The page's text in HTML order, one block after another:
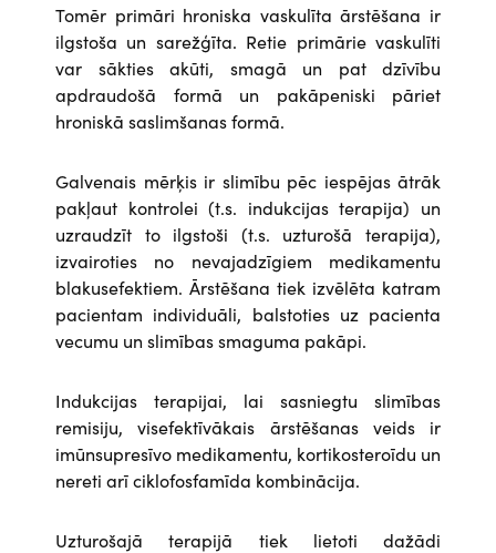
Tomēr primāri hroniska vaskulīta ārstēšana ir
ilgstoša un sarežģīta. Retie primārie vaskulīti
var sākties akūti, smagā un pat dzīvību
apdraudošā formā un pakāpeniski pāriet
hroniskā saslimšanas formā.
Galvenais mērķis ir slimību pēc iespējas ātrāk
pakļaut kontrolei (t.s. indukcijas terapija) un
uzraudzīt to ilgstoši (t.s. uzturošā terapija),
izvairoties no nevajadzīgiem medikamentu
blakusefektiem. Ārstēšana tiek izvēlēta katram
pacientam individuāli, balstoties uz pacienta
vecumu un slimības smaguma pakāpi.
Indukcijas terapijai, lai sasniegtu slimības
remisiju, visefektīvākais ārstēšanas veids ir
imūnsupresīvo medikamentu, kortikosteroīdu un
nereti arī ciklofosfamīda kombinācija.
Uzturošajā terapijā tiek lietoti dažādi